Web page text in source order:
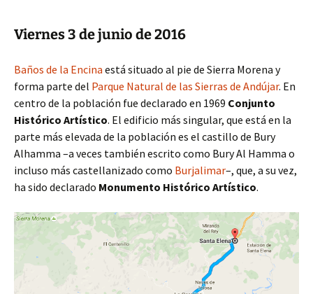
Viernes 3 de junio de 2016
Baños de la Encina está situado al pie de Sierra Morena y
forma parte del Parque Natural de las Sierras de Andújar. En
centro de la población fue declarado en 1969 Conjunto
Histórico Artístico. El edificio más singular, que está en la
parte más elevada de la población es el castillo de Bury
Alhamma –a veces también escrito como Bury Al Hamma o
incluso más castellanizado como Burjalimar–, que, a su vez,
ha sido declarado Monumento Histórico Artístico.